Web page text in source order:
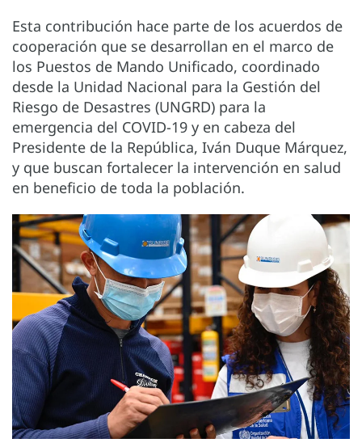
Esta contribución hace parte de los acuerdos de
cooperación que se desarrollan en el marco de
los Puestos de Mando Unificado, coordinado
desde la Unidad Nacional para la Gestión del
Riesgo de Desastres (UNGRD) para la
emergencia del COVID-19 y en cabeza del
Presidente de la República, Iván Duque Márquez,
y que buscan fortalecer la intervención en salud
en beneficio de toda la población.